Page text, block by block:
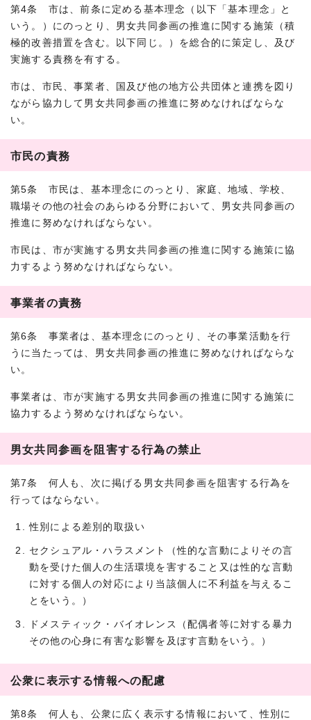
第4条 市は、前条に定める基本理念（以下「基本理念」と
いう。）にのっとり、男女共同参画の推進に関する施策（積
極的改善措置を含む。以下同じ。）を総合的に策定し、及び
実施する責務を有する。
市は、市民、事業者、国及び他の地方公共団体と連携を図り
ながら協力して男女共同参画の推進に努めなければならな
い。
市民の責務
第5条 市民は、基本理念にのっとり、家庭、地域、学校、
職場その他の社会のあらゆる分野において、男女共同参画の
推進に努めなければならない。
市民は、市が実施する男女共同参画の推進に関する施策に協
力するよう努めなければならない。
事業者の責務
第6条 事業者は、基本理念にのっとり、その事業活動を行
うに当たっては、男女共同参画の推進に努めなければならな
い。
事業者は、市が実施する男女共同参画の推進に関する施策に
協力するよう努めなければならない。
男女共同参画を阻害する行為の禁止
第7条 何人も、次に掲げる男女共同参画を阻害する行為を
行ってはならない。
性別による差別的取扱い
セクシュアル・ハラスメント（性的な言動によりその言
動を受けた個人の生活環境を害すること又は性的な言動
に対する個人の対応により当該個人に不利益を与えるこ
とをいう。）
ドメスティック・バイオレンス（配偶者等に対する暴力
その他の心身に有害な影響を及ぼす言動をいう。）
公衆に表示する情報への配慮
第8条 何人も、公衆に広く表示する情報において、性別に